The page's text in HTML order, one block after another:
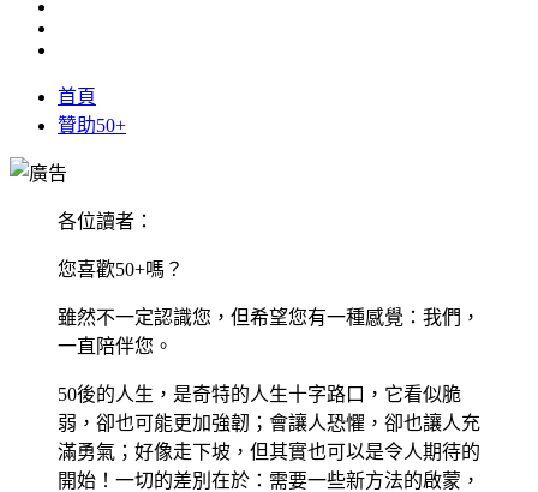
首頁
贊助50+
各位讀者：
您喜歡50+嗎？
雖然不一定認識您，但希望您有一種感覺：我們，
一直陪伴您。
50後的人生，是奇特的人生十字路口，它看似脆
弱，卻也可能更加強韌；會讓人恐懼，卻也讓人充
滿勇氣；好像走下坡，但其實也可以是令人期待的
開始！一切的差別在於：需要一些新方法的啟蒙，